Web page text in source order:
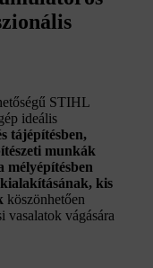
STIHL
ideális
tájépítésben,
munkák
mélyépítésben
kis
köszönhetően
vasalatok vágására